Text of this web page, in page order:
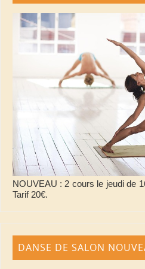
NOUVEAU : 2 cours le jeudi de
Tarif 20€.
DANSE DE SALON